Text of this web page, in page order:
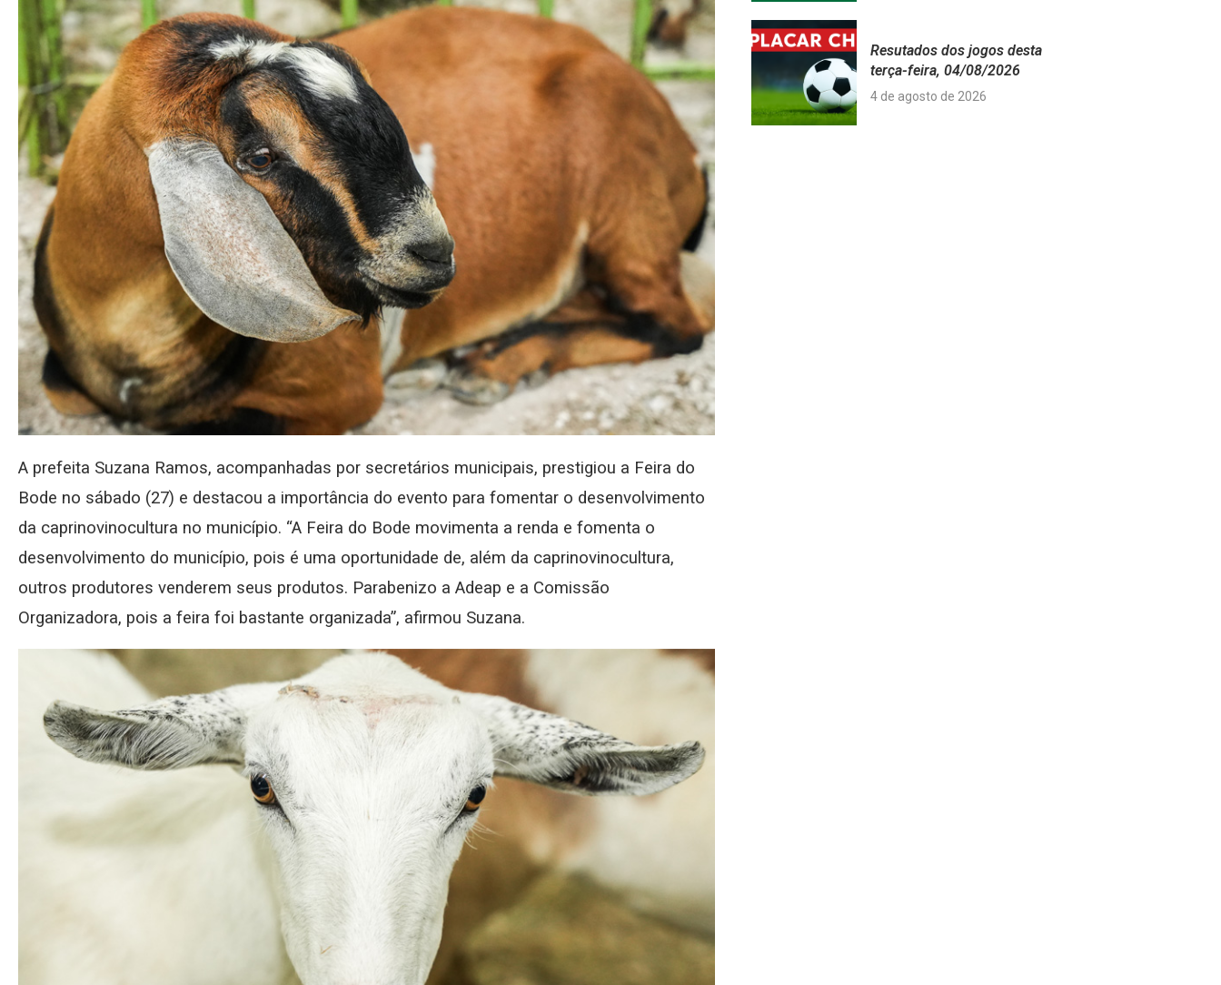
A prefeita Suzana Ramos, acompanhadas por secretários municipais, prestigiou a Feira do
Bode no sábado (27) e destacou a importância do evento para fomentar o desenvolvimento
da caprinovinocultura no município. “A Feira do Bode movimenta a renda e fomenta o
desenvolvimento do município, pois é uma oportunidade de, além da caprinovinocultura,
outros produtores venderem seus produtos. Parabenizo a Adeap e a Comissão
Organizadora, pois a feira foi bastante organizada”, afirmou Suzana.
Resutados dos jogos desta
terça-feira, 04/08/2026
4 de agosto de 2026